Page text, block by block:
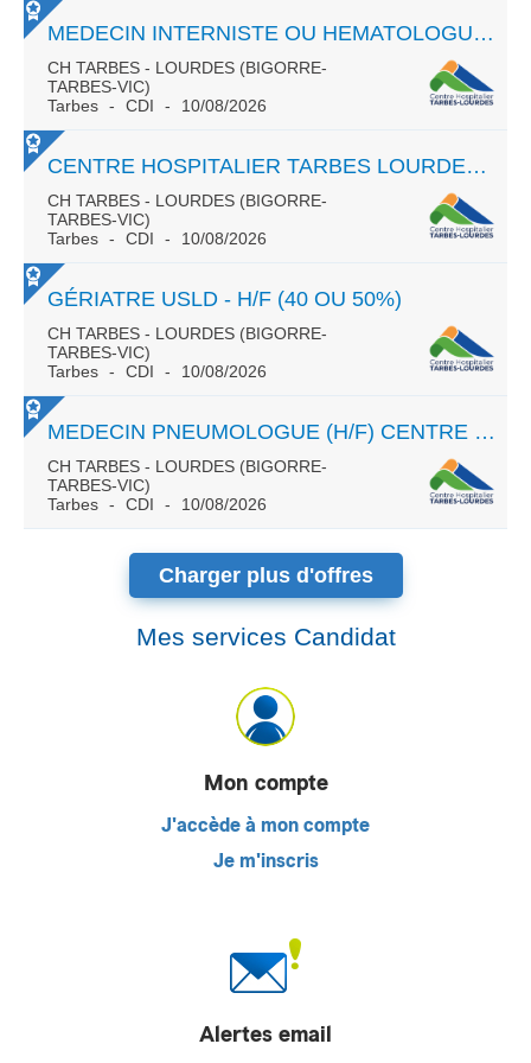
MEDECIN INTERNISTE OU HEMATOLOGUE (H/F) CENTRE HOSPITALIER TARBES LOURDES
CH TARBES - LOURDES (BIGORRE-
TARBES-VIC)
Tarbes
CDI 10/08/2026
CENTRE HOSPITALIER TARBES LOURDES URGENCES PEDIATRIQUES
CH TARBES - LOURDES (BIGORRE-
TARBES-VIC)
Tarbes
CDI 10/08/2026
GÉRIATRE USLD - H/F (40 OU 50%)
CH TARBES - LOURDES (BIGORRE-
TARBES-VIC)
Tarbes
CDI 10/08/2026
MEDECIN PNEUMOLOGUE (H/F) CENTRE HOSPITALIER TARBES LOURDES
CH TARBES - LOURDES (BIGORRE-
TARBES-VIC)
Tarbes
CDI 10/08/2026
Charger plus d'offres
Mes services Candidat
Mon compte
J'accède à mon compte
Je m'inscris
Alertes email